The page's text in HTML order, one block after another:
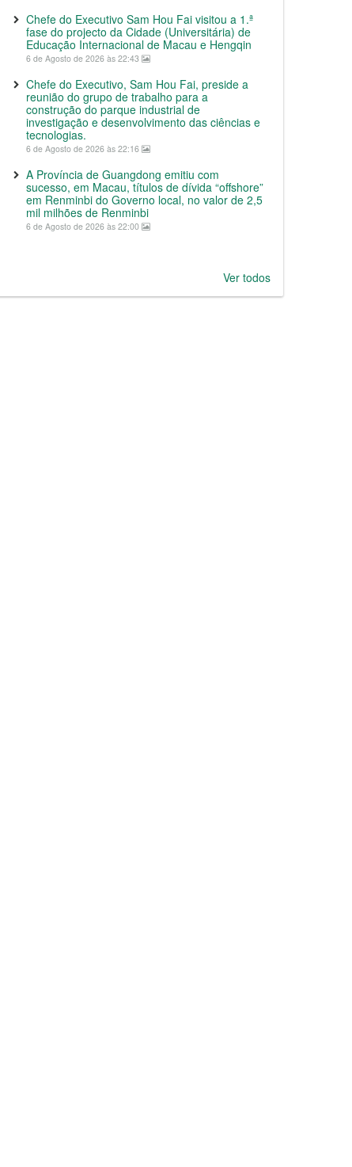
Chefe do Executivo Sam Hou Fai visitou a 1.ª
fase do projecto da Cidade (Universitária) de
Educação Internacional de Macau e Hengqin
6 de Agosto de 2026 às 22:43
Chefe do Executivo, Sam Hou Fai, preside a
reunião do grupo de trabalho para a
construção do parque industrial de
investigação e desenvolvimento das ciências e
tecnologias.
6 de Agosto de 2026 às 22:16
A Província de Guangdong emitiu com
sucesso, em Macau, títulos de dívida “offshore”
em Renminbi do Governo local, no valor de 2,5
mil milhões de Renminbi
6 de Agosto de 2026 às 22:00
Ver todos